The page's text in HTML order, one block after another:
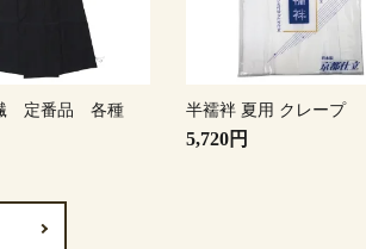
定番品 各種 半襦袢 夏用 クレープ
5,720円